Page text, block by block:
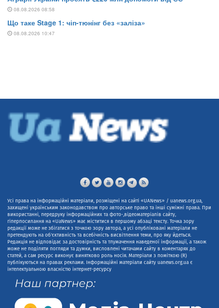
Усі права на інформаційні матеріали, розміщені на сайті «UANews» / uanews.org.ua,
захищені українським законодавством про авторське право та інші суміжні права. При
використанні, передруку інформаційних та фото-,відеоматеріалів сайту,
гіперпосилання на «UaNews» має міститися в першому абзаці тексту. Точка зору
редакції може не збігатися з точкою зору автора, а усі опубліковані матеріали не
претендують на об'єктивність та всебічність висвітлення теми, про яку йдеться.
Редакція не відповідає за достовірність та тлумачення наведеної інформації, а також
може не поділяти погляди та думки, висловлені читачами сайту в коментарях до
статей, а сам ресурс виконує винятково роль носія. Матеріали з поміткою (R)
публікуються на правах реклами. Інформаційні матеріали сайту uanews.org.ua є
інтелектуальною власністю інтернет-ресурсу